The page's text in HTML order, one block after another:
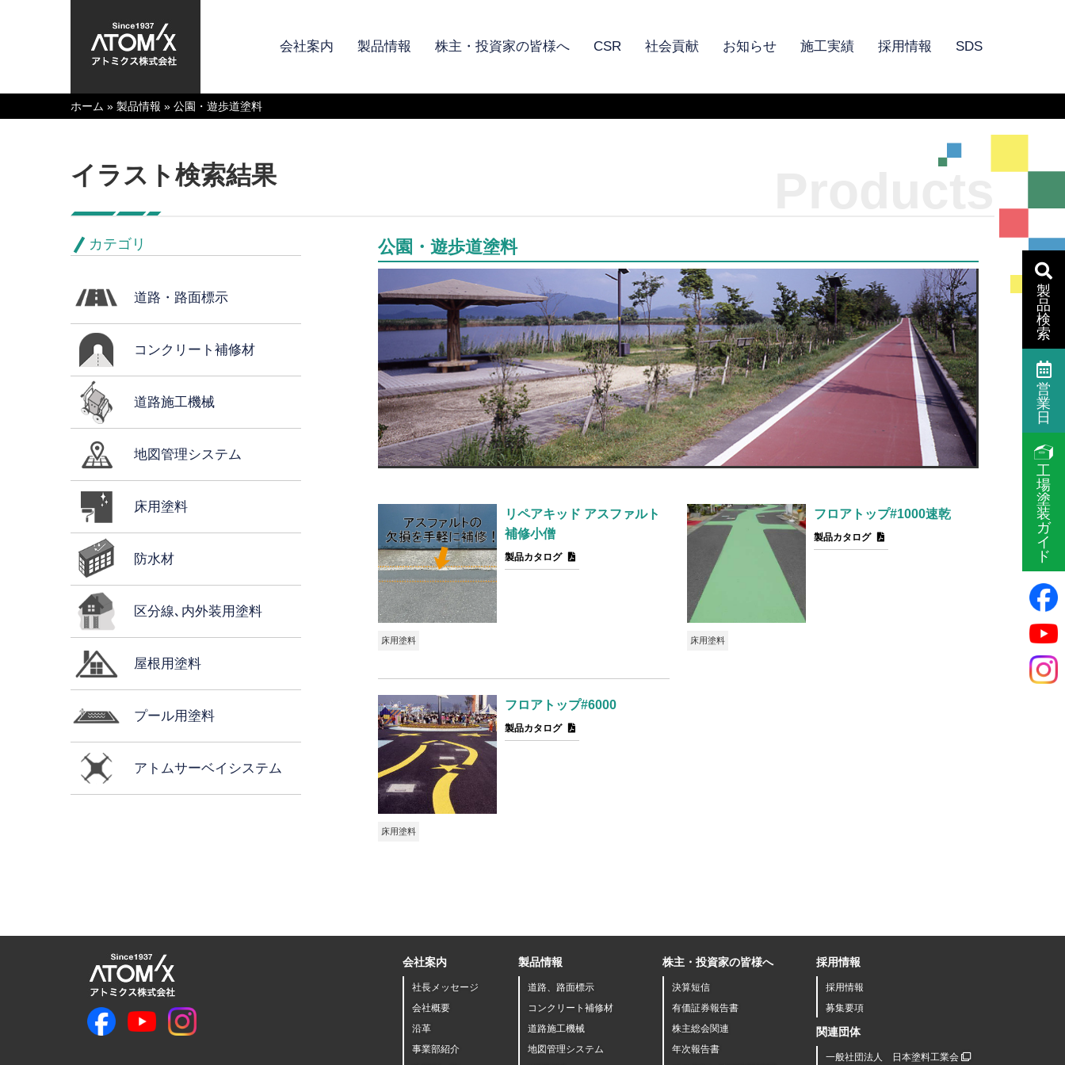
会社案内 製品情報 株主・投資家の皆様へ CSR 社会貢献 お知らせ 施工実績 採用情報 SDS
ホーム » 製品情報 » 公園・遊歩道塗料
イラスト検索結果 Products
カテゴリ
道路・路面標示
コンクリート補修材
道路施工機械
地図管理システム
床用塗料
防水材
区分線､内外装用塗料
屋根用塗料
プール用塗料
アトムサーベイシステム
公園・遊歩道塗料
リペアキッド アスファルト
補修小僧
製品カタログ
床用塗料
フロアトップ#1000速乾
製品カタログ
床用塗料
フロアトップ#6000
製品カタログ
床用塗料
会社案内
社長メッセージ
会社概要
沿革
事業部紹介
製品情報
道路、路面標示
コンクリート補修材
道路施工機械
地図管理システム
株主・投資家の皆様へ
決算短信
有価証券報告書
株主総会関連
年次報告書
採用情報
採用情報
募集要項
関連団体
一般社団法人 日本塗料工業会
製
品
検
索
営
業
日
工
場
塗
装
ガ
イ
ド